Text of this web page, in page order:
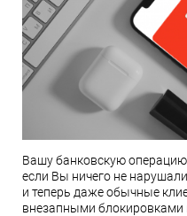
Вашу банковскую
если Вы ничего не
и теперь даже обычные
внезапными блокировками